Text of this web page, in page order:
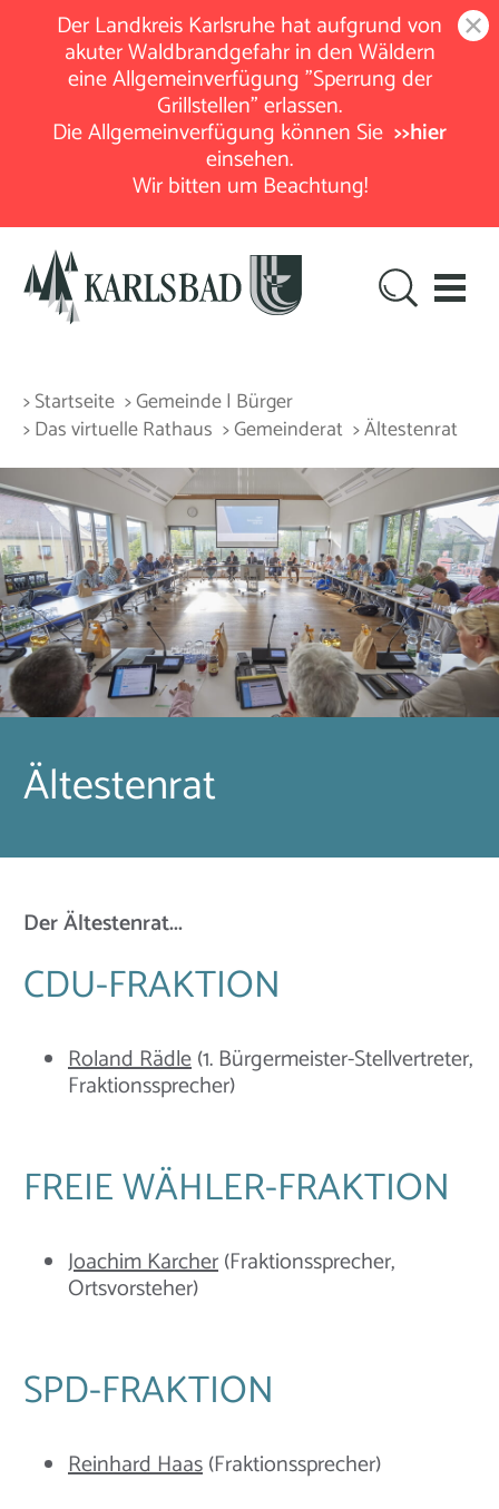
Der Landkreis Karlsruhe hat aufgrund von
akuter Waldbrandgefahr in den Wäldern
eine Allgemeinverfügung "Sperrung der
Grillstellen" erlassen.
Die Allgemeinverfügung können Sie >>hier
einsehen.
Wir bitten um Beachtung!
> Startseite > Gemeinde | Bürger
> Das virtuelle Rathaus > Gemeinderat > Ältestenrat
Ältestenrat
Der Ältestenrat...
CDU-FRAKTION
Roland Rädle(1. Bürgermeister-Stellvertreter,
Fraktionssprecher)
FREIE WÄHLER-FRAKTION
Joachim Karcher(Fraktionssprecher,
Ortsvorsteher)
SPD-FRAKTION
Reinhard Haas(Fraktionssprecher)